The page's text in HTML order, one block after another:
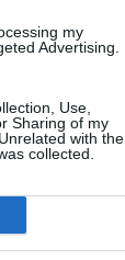
my
Advertising.
Use,
Sharing of my
with the
collected.